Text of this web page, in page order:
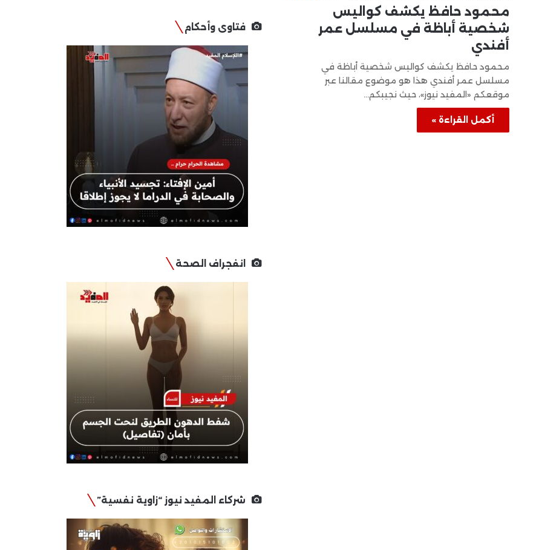
محمود حافظ يكشف كواليس
شخصية أباظة في مسلسل عمر
أفندي
محمود حافظ يكشف كواليس شخصية أباظة في
مسلسل عمر أفندي هذا هو موضوع مقالنا عبر
موقعكم «المفيد نيوز»، حيث نجيبكم…
أكمل القراءة »
فتاوى وأحكام
انفجراف الصحة
شركاء المفيد نيوز “زاوية نفسية”